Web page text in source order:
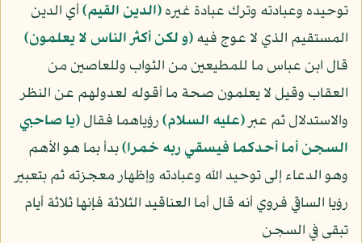
توحيده وعبادته وترك عبادة غيره﴿الدين القيم﴾أي الدين
المستقيم الذي لا عوج فيه﴿و لكن أكثر الناس لا يعلمون﴾
قال ابن عباس ما للمطيعين من الثواب وللعاصين من
العقاب وقيل لا يعلمون صحة ما أقوله لعدولهم عن النظر
والاستدلال ثم عبر(عليه السلام)رؤياهما فقال﴿يا صاحبي
السجن أما أحدكما فيسقي ربه خمرا﴾بدأ بما هو الأهم
وهو الدعاء إلى توحيد الله وعبادته وإظهار معجزته ثم بتعبير
رؤيا الساقي فروي أنه قال أما العناقيد الثلاثة فإنها ثلاثة أيام
تبقى في السجن